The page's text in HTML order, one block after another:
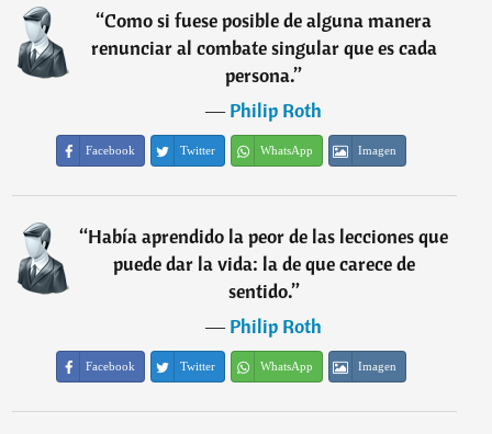
“Como si fuese posible de alguna manera
renunciar al combate singular que es cada
persona.”
―Philip Roth
Facebook Twitter WhatsApp Imagen
“Había aprendido la peor de las lecciones que
puede dar la vida: la de que carece de
sentido.”
―Philip Roth
Facebook Twitter WhatsApp Imagen